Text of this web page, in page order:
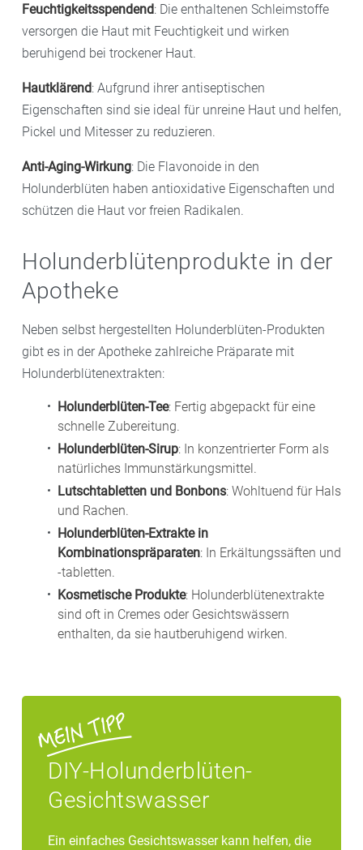
Feuchtigkeitsspendend: Die enthaltenen Schleimstoffe
versorgen die Haut mit Feuchtigkeit und wirken
beruhigend bei trockener Haut.
Hautklärend: Aufgrund ihrer antiseptischen
Eigenschaften sind sie ideal für unreine Haut und helfen,
Pickel und Mitesser zu reduzieren.
Anti-Aging-Wirkung: Die Flavonoide in den
Holunderblüten haben antioxidative Eigenschaften und
schützen die Haut vor freien Radikalen.
Holunderblütenprodukte in der
Apotheke
Neben selbst hergestellten Holunderblüten-Produkten
gibt es in der Apotheke zahlreiche Präparate mit
Holunderblütenextrakten:
Holunderblüten-Tee: Fertig abgepackt für eine
schnelle Zubereitung.
Holunderblüten-Sirup: In konzentrierter Form als
natürliches Immunstärkungsmittel.
Lutschtabletten und Bonbons: Wohltuend für Hals
und Rachen.
Holunderblüten-Extrakte in
Kombinationspräparaten: In Erkältungssäften und
-tabletten.
Kosmetische Produkte: Holunderblütenextrakte
sind oft in Cremes oder Gesichtswässern
enthalten, da sie hautberuhigend wirken.
DIY-Holunderblüten-
Gesichtswasser
Ein einfaches Gesichtswasser kann helfen, die